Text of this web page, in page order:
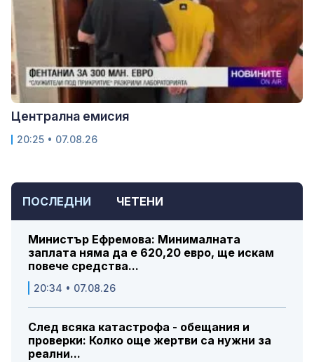
ПОСЛЕДНИ ЧЕТЕНИ
Министър Ефремова: Минималната
заплата няма да е 620,20 евро, ще искам
повече средства...
20:34 • 07.08.26
След всяка катастрофа - обещания и
проверки: Колко още жертви са нужни за
реални...
Централна емисия
20:25 • 07.08.26